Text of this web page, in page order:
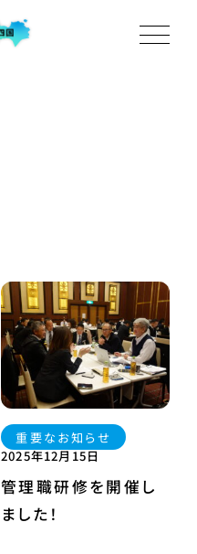
管理職研修を開催し
ました！
重要なお知らせ
2025年12月15日